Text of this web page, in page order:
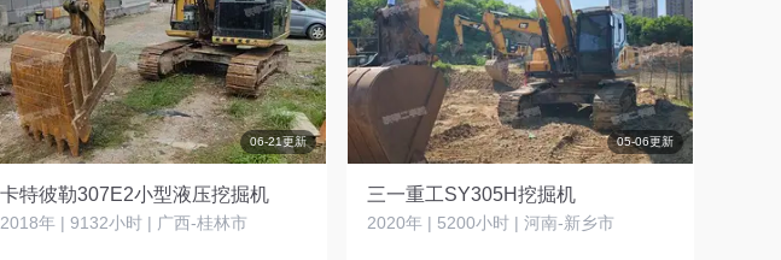
06-21更新
卡特彼勒307E2小型液压挖掘机
2018年 | 9132小时 | 广西-桂林市
05-06更新
三一重工SY305H挖掘机
2020年 | 5200小时 | 河南-新乡市